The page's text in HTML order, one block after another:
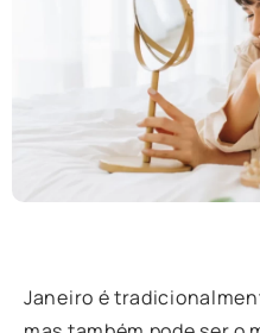
Janeiro é